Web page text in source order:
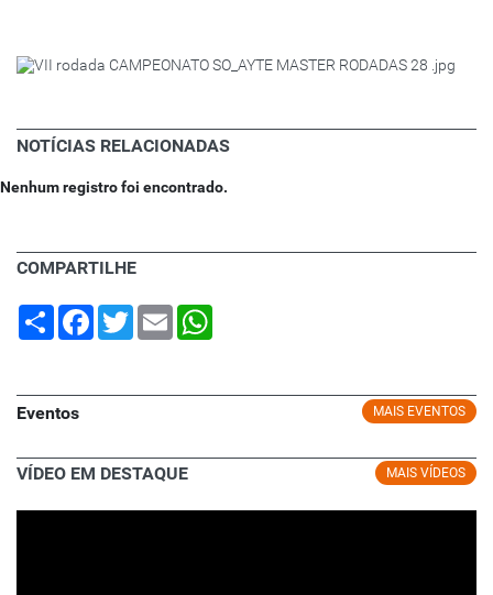
NOTÍCIAS RELACIONADAS
Nenhum registro foi encontrado.
COMPARTILHE
Share Facebook
TwitterEmail
MAIS EVENTOS
Eventos
MAIS VÍDEOS
VÍDEO EM DESTAQUE